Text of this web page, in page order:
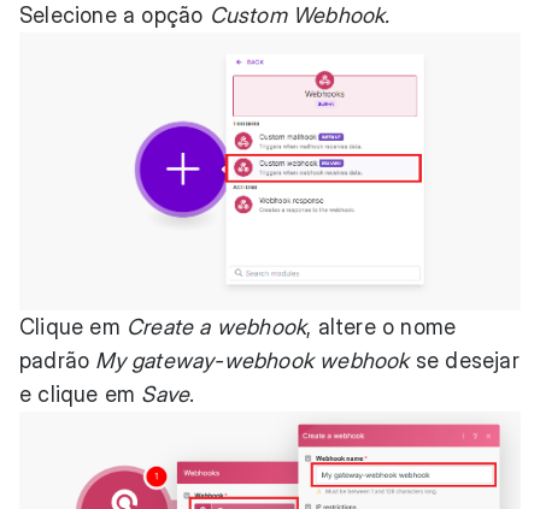
Selecione a opção Custom Webhook.
Clique em Create a webhook, altere o nome
padrão My gateway-webhook webhookse desejar
e clique em Save.